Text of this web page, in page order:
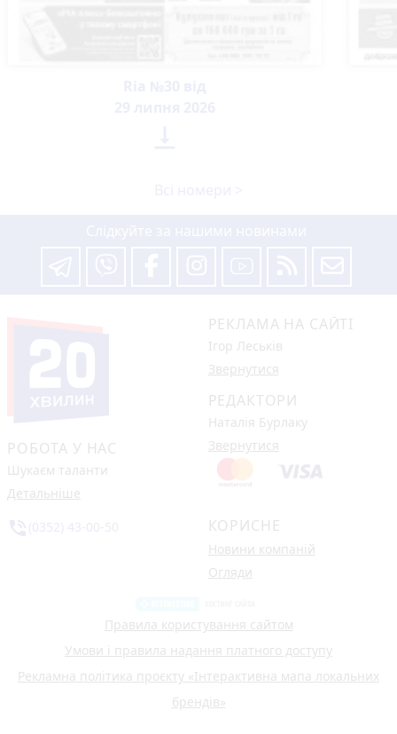
РОБОТА У НАС
Шукаєм таланти
Детальніше
РЕКЛАМА НА САЙТІ
Ігор Леськів
Звернутися
РЕДАКТОРИ
Наталія Бурлаку
Звернутися
КОРИСНЕ
Новини компаній
Огляди
Правила користування сайтом
Умови і правила надання платного доступу
Рекламна політика проєкту «Інтерактивна мапа локальних
брендів»